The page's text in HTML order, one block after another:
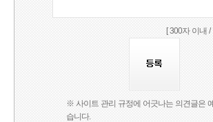
[ 300자 이내
※ 사이트 관리 규정에 어긋나는 의견글은
습니다.